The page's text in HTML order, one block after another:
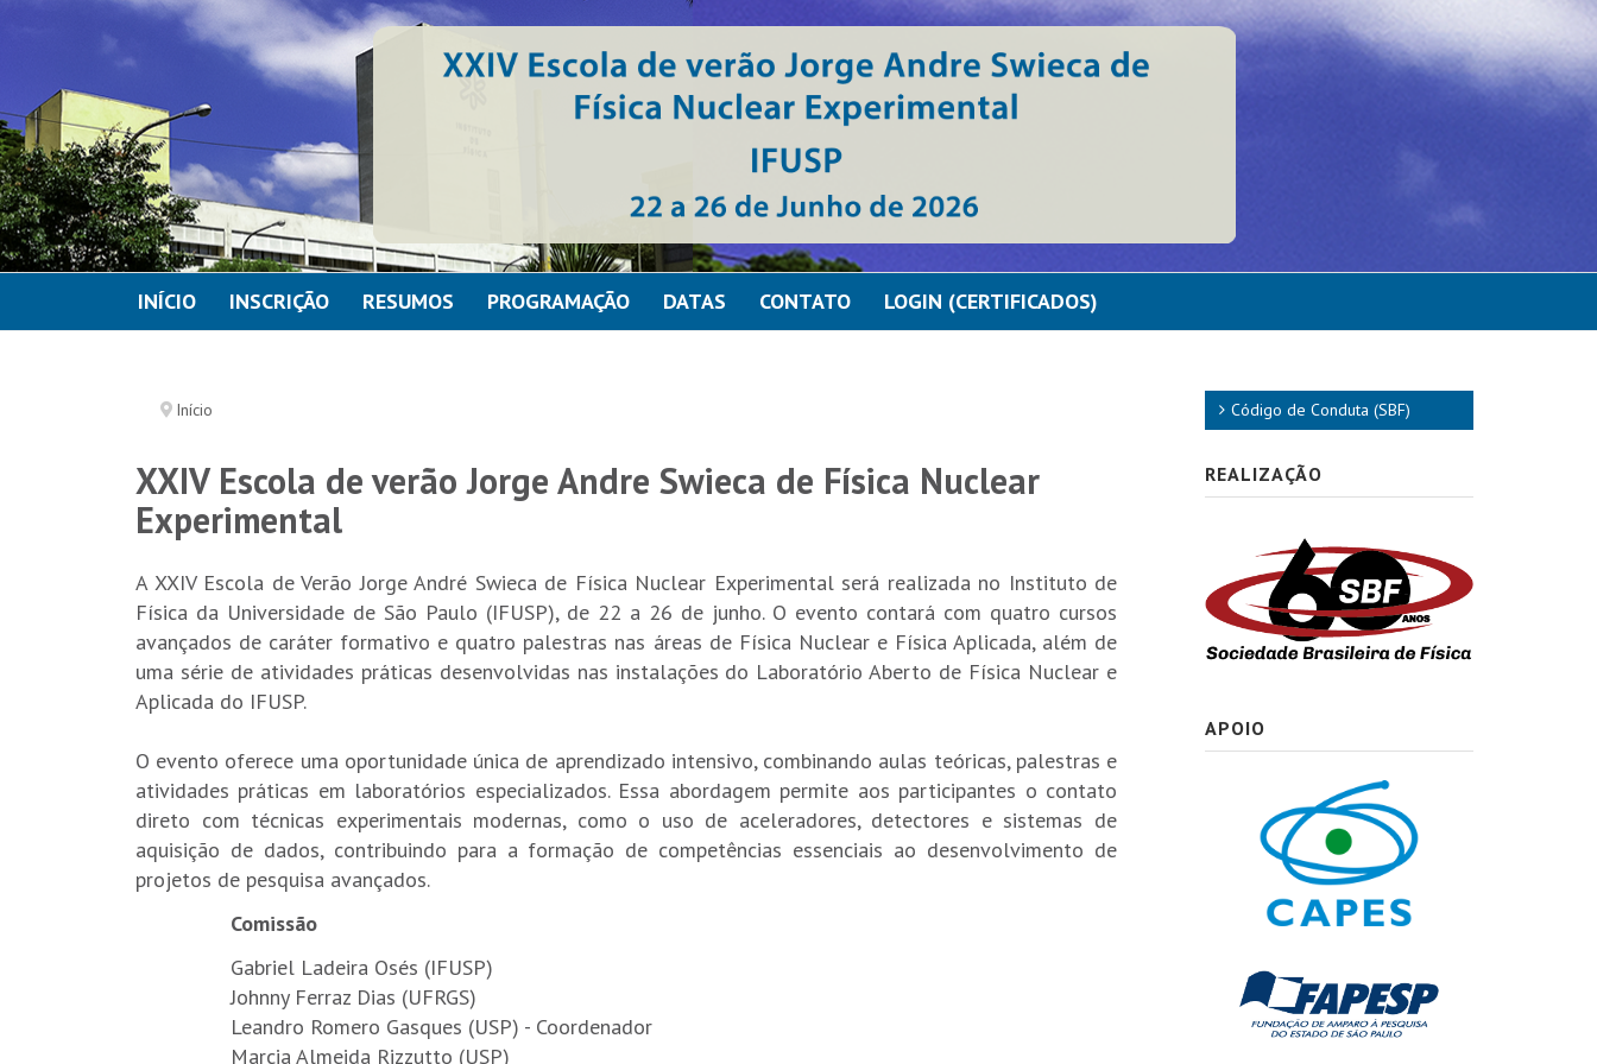
INÍCIO INSCRIÇÃO RESUMOS PROGRAMAÇÃO DATAS CONTATO LOGIN (CERTIFICADOS)
Início
XXIV Escola de verão Jorge Andre Swieca de Física Nuclear
Experimental
A XXIV Escola de Verão Jorge André Swieca de Física Nuclear Experimental será realizada no Instituto de
Física da Universidade de São Paulo (IFUSP), de 22 a 26 de junho. O evento contará com quatro cursos
avançados de caráter formativo e quatro palestras nas áreas de Física Nuclear e Física Aplicada, além de
uma série de atividades práticas desenvolvidas nas instalações do Laboratório Aberto de Física Nuclear e
Aplicada do IFUSP.
O evento oferece uma oportunidade única de aprendizado intensivo, combinando aulas teóricas, palestras e
atividades práticas em laboratórios especializados. Essa abordagem permite aos participantes o contato
direto com técnicas experimentais modernas, como o uso de aceleradores, detectores e sistemas de
aquisição de dados, contribuindo para a formação de competências essenciais ao desenvolvimento de
projetos de pesquisa avançados.
Comissão
Gabriel Ladeira Osés (IFUSP)
Johnny Ferraz Dias (UFRGS)
Leandro Romero Gasques (USP) - Coordenador
Marcia Almeida Rizzutto (USP)
Código de Conduta (SBF)
REALIZAÇÃO
APOIO